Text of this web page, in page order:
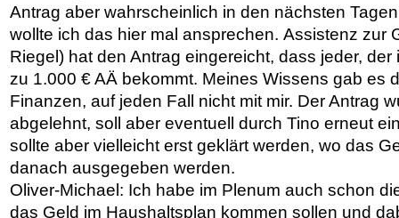
Antrag aber wahrscheinlich in den nächsten
wollte ich das hier mal ansprechen. Assistenz zur
Riegel)hat den Antrag eingereicht, dass jeder, der
zu 1.000 € AÄ bekommt. Meines Wissens gab es
Finanzen, auf jeden Fall nicht mit mir. Der Antrag
abgelehnt, soll aber eventuell durch Tino erneut
sollte aber vielleicht erst geklärt werden, wo das
danach ausgegeben werden.
Oliver-Michael: Ich habe im Plenum auch schon
das Geld im Haushaltsplan kommen sollen und